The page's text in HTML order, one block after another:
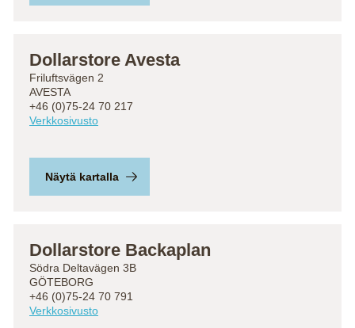
Dollarstore Avesta
Friluftsvägen 2
AVESTA
+46 (0)75-24 70 217
Verkkosivusto
Näytä kartalla
Dollarstore Backaplan
Södra Deltavägen 3B
GÖTEBORG
+46 (0)75-24 70 791
Verkkosivusto